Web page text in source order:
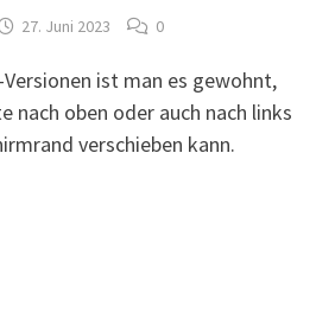
27. Juni 2023 0
ist man es gewohnt,
nach oben oder auch nach links
verschieben kann.